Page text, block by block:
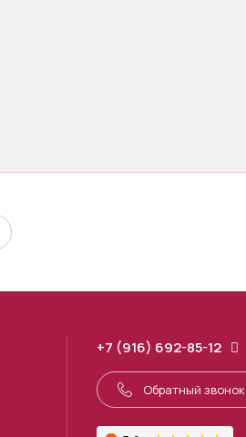
+7 (916) 692-85-12
Обратный звонок